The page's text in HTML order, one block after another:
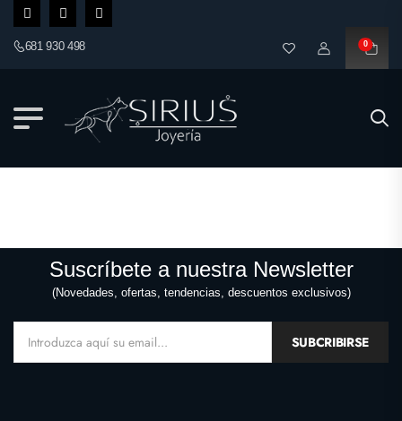
681 930 498 0
Suscríbete a nuestra Newsletter
(Novedades, ofertas, tendencias, descuentos exclusivos)
SUBCRIBIRSE